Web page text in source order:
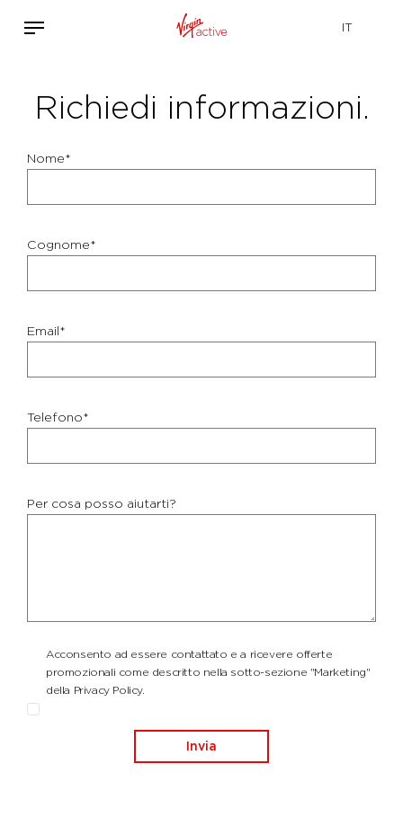
Richiedi informazioni.
Nome*
Cognome*
Email*
Telefono*
Per cosa posso aiutarti?
Acconsento ad essere contattato e a ricevere offerte
promozionali come descritto nella sotto-sezione "Marketing"
della Privacy Policy.
Invia